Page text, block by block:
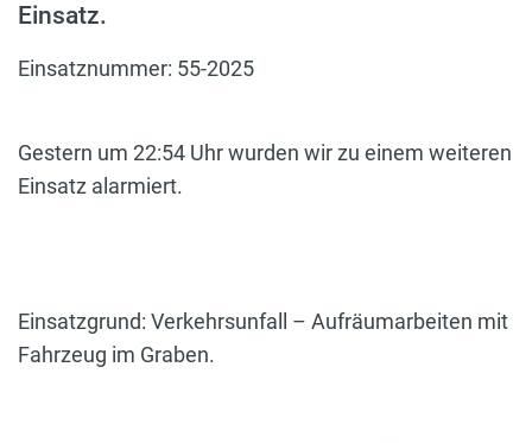
Einsatz.
Einsatznummer: 55-2025
Gestern um 22:54 Uhr wurden wir zu einem weiteren
Einsatz alarmiert.
Einsatzgrund: Verkehrsunfall – Aufräumarbeiten mit
Fahrzeug im Graben.